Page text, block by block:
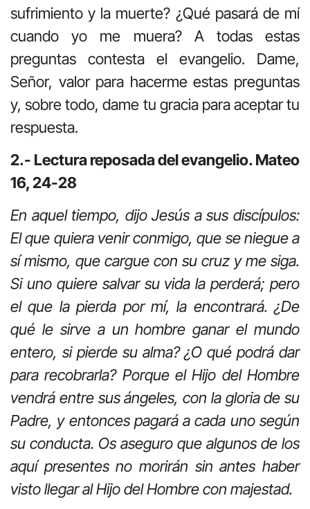
sufrimiento y la muerte? ¿Qué pasará de mí
cuando yo me muera? A todas estas
preguntas contesta el evangelio. Dame,
Señor, valor para hacerme estas preguntas
y, sobre todo, dame tu gracia para aceptar tu
respuesta.
2.- Lectura reposada del evangelio. Mateo
16, 24-28
En aquel tiempo, dijo Jesús a sus discípulos:
El que quiera venir conmigo, que se niegue a
sí mismo, que cargue con su cruz y me siga.
Si uno quiere salvar su vida la perderá; pero
el que la pierda por mí, la encontrará. ¿De
qué le sirve a un hombre ganar el mundo
entero, si pierde su alma? ¿O qué podrá dar
para recobrarla? Porque el Hijo del Hombre
vendrá entre sus ángeles, con la gloria de su
Padre, y entonces pagará a cada uno según
su conducta. Os aseguro que algunos de los
aquí presentes no morirán sin antes haber
visto llegar al Hijo del Hombre con majestad.